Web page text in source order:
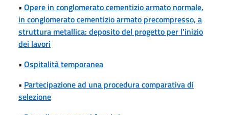
• Opere in conglomerato cementizio armato normale,
in conglomerato cementizio armato precompresso, a
struttura metallica: deposito del progetto per l'inizio
dei lavori
• Ospitalità temporanea
• Partecipazione ad una procedura comparativa di
selezione